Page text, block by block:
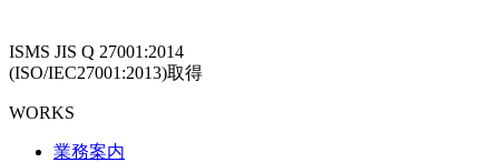
ISMS JIS Q 27001:2014
(ISO/IEC27001:2013)取得
WORKS
業務案内